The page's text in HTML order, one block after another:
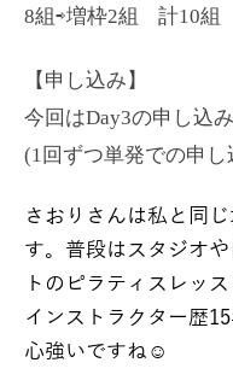
8組⇨増枠2組 計10組
【申し込み】
今回はDay3の申し込
(1回ずつ単発での申し
さおりさんは私と同
す。普段はスタジオ
トのピラティスレッ
インストラクター歴
心強いですね☺️